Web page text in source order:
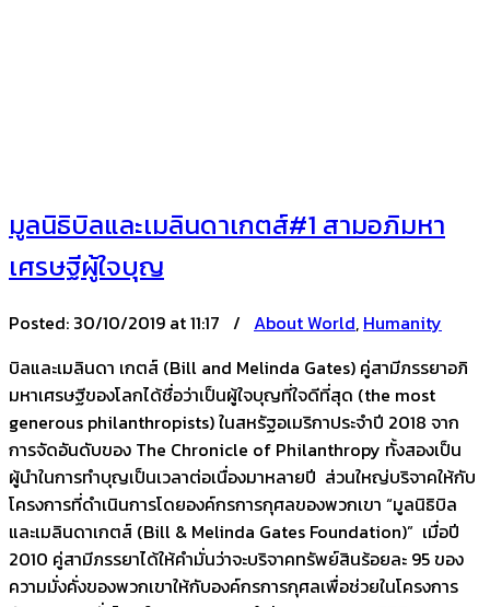
มูลนิธิบิลและเมลินดาเกตส์#1 สามอภิมหา
เศรษฐีผู้ใจบุญ
Posted: 30/10/2019 at 11:17 / About World, Humanity
บิลและเมลินดา เกตส์ (Bill and Melinda Gates) คู่สามีภรรยาอภิ
มหาเศรษฐีของโลกได้ชื่อว่าเป็นผู้ใจบุญที่ใจดีที่สุด (the most
generous philanthropists) ในสหรัฐอเมริกาประจำปี 2018 จาก
การจัดอันดับของ The Chronicle of Philanthropy ทั้งสองเป็น
ผู้นำในการทำบุญเป็นเวลาต่อเนื่องมาหลายปี ส่วนใหญ่บริจาคให้กับ
โครงการที่ดำเนินการโดยองค์กรการกุศลของพวกเขา “มูลนิธิบิล
และเมลินดาเกตส์ (Bill & Melinda Gates Foundation)” เมื่อปี
2010 คู่สามีภรรยาได้ให้คำมั่นว่าจะบริจาคทรัพย์สินร้อยละ 95 ของ
ความมั่งคั่งของพวกเขาให้กับองค์กรการกุศลเพื่อช่วยในโครงการ